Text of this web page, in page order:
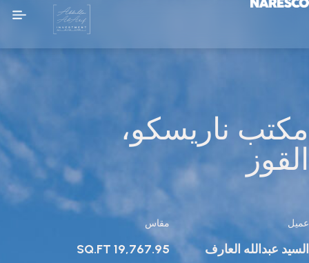
مكتب ناريسكو،
القوز
عميل
السيد عبدالله العارف
مقاس
19,767.95 SQ.FT